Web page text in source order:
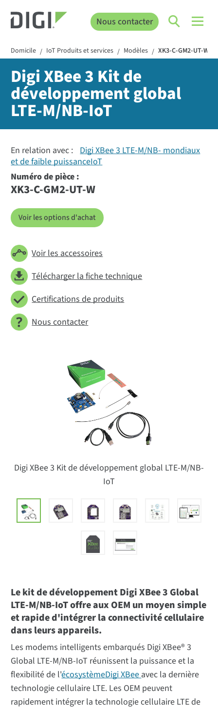
Nous contacter
Domicile / IoT Produits et services / Modèles / XK3-C-GM2-UT-W
Digi XBee 3 Kit de
développement global
LTE-M/NB-IoT
En relation avec : Digi XBee 3 LTE-M/NB- mondiaux
et de faible puissanceIoT
Digi XBee 3 Kit de développement global LTE-M/NB-
IoT
Numéro de pièce :
XK3-C-GM2-UT-W
Voir les options d'achat
Voir les accessoires
Télécharger la fiche technique
Certifications de produits
Nous contacter
Le kit de développement Digi XBee 3 Global
LTE-M/NB-IoT offre aux OEM un moyen simple
et rapide d'intégrer la connectivité cellulaire
dans leurs appareils.
Les modems intelligents embarqués Digi XBee® 3
Global LTE-M/NB-IoT réunissent la puissance et la
flexibilité de l'écosystèmeDigi XBeeavec la dernière
technologie cellulaire LTE. Les OEM peuvent
rapidement intégrer la technologie cellulaire LTE de